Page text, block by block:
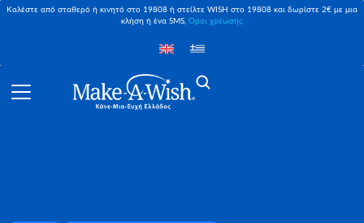
Καλέστε από σταθερό ή κινητό στο 19808 ή στείλτε WISH στο 19808 και δωρίστε 2€ με μια
κλήση ή ένα SMS,Όροι χρέωσης